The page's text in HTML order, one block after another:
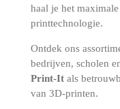
haal je het
printtechnologie.
Ontdek ons
bedrijven, scholen
Print-Itals
van 3D-printen.